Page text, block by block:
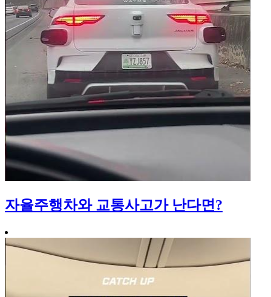
자율주행차와 교통사고가 난다면?